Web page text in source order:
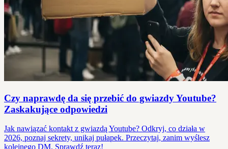
Czy naprawdę da się przebić do gwiazdy Youtube?
Zaskakujące odpowiedzi
Jak nawiązać kontakt z gwiazdą Youtube? Odkryj, co działa w
2026, poznaj sekrety, unikaj pułapek. Przeczytaj, zanim wyślesz
kolejnego DM. Sprawdź teraz!